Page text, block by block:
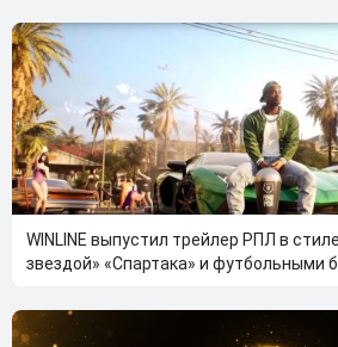
WINLINE выпустил трейлер РПЛ в
звездой» «Спартака» и футбольными